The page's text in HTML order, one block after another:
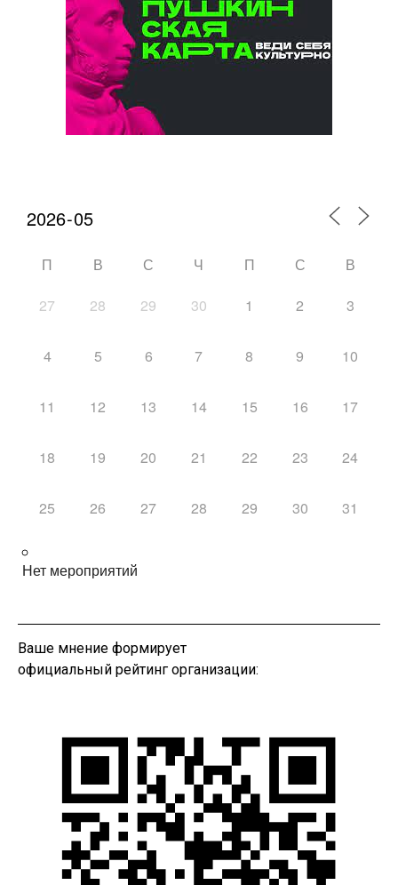
П В С Ч П С В
27 28 29 30 1 2 3
4 5 6 7 8 9 10
11 12 13 14 15 16 17
18 19 20 21 22 23 24
25 26 27 28 29 30 31
Нет мероприятий
Ваше мнение формирует
официальный рейтинг организации: